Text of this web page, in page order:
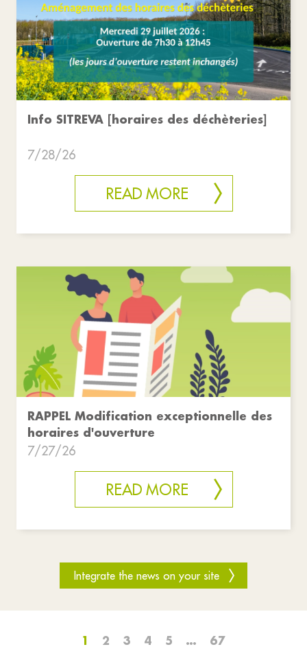
Info SITREVA [horaires des déchèteries]
7/28/26
READ MORE
RAPPEL Modification exceptionnelle des
horaires d'ouverture
7/27/26
READ MORE
Integrate the news on your site
1 2 3 4 5 … 67